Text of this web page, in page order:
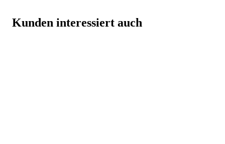
Kunden interessiert auch